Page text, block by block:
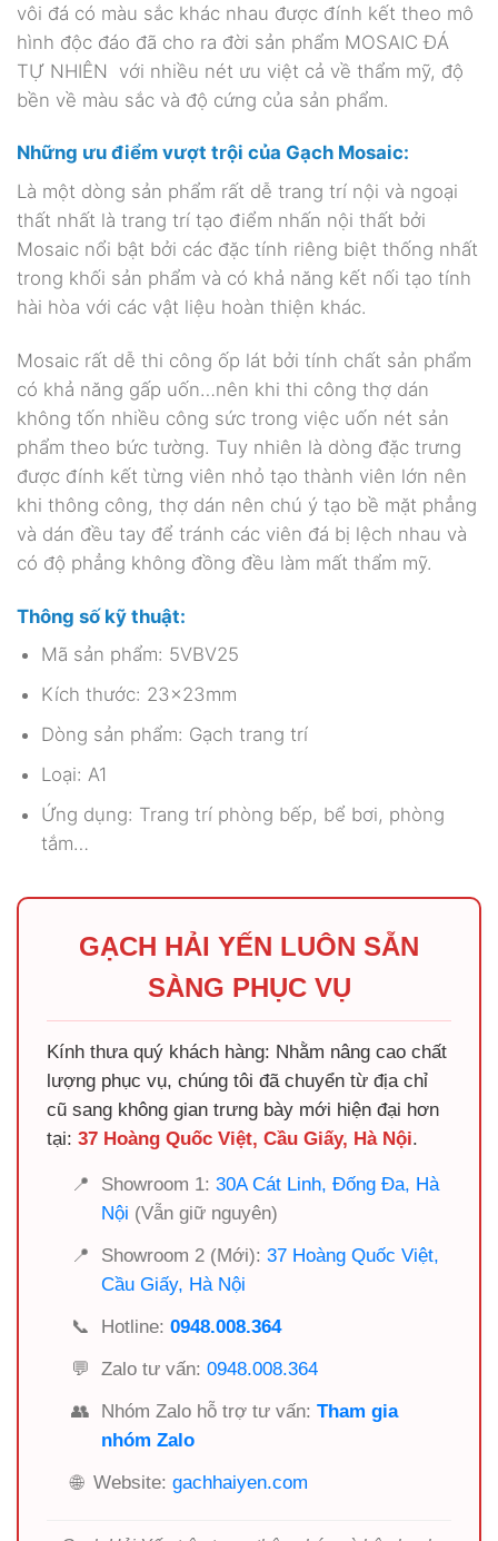
vôi đá có màu sắc khác nhau được đính kết theo mô
hình độc đáo đã cho ra đời sản phẩm MOSAIC ĐÁ
TỰ NHIÊN với nhiều nét ưu việt cả về thẩm mỹ, độ
bền về màu sắc và độ cứng của sản phẩm.
Những ưu điểm vượt trội của Gạch Mosaic:
Là một dòng sản phẩm rất dễ trang trí nội và ngoại
thất nhất là trang trí tạo điểm nhấn nội thất bởi
Mosaic nổi bật bởi các đặc tính riêng biệt thống nhất
trong khối sản phẩm và có khả năng kết nối tạo tính
hài hòa với các vật liệu hoàn thiện khác.
Mosaic rất dễ thi công ốp lát bởi tính chất sản phẩm
có khả năng gấp uốn…nên khi thi công thợ dán
không tốn nhiều công sức trong việc uốn nét sản
phẩm theo bức tường. Tuy nhiên là dòng đặc trưng
được đính kết từng viên nhỏ tạo thành viên lớn nên
khi thông công, thợ dán nên chú ý tạo bề mặt phẳng
và dán đều tay để tránh các viên đá bị lệch nhau và
có độ phẳng không đồng đều làm mất thẩm mỹ.
Thông số kỹ thuật:
Mã sản phẩm: 5VBV25
Kích thước: 23x23mm
Dòng sản phẩm: Gạch trang trí
Loại: A1
Ứng dụng: Trang trí phòng bếp, bể bơi, phòng
tắm…
GẠCH HẢI YẾN LUÔN SẴN
SÀNG PHỤC VỤ
Kính thưa quý khách hàng: Nhằm nâng cao chất
lượng phục vụ, chúng tôi đã chuyển từ địa chỉ
cũ sang không gian trưng bày mới hiện đại hơn
tại: 37 Hoàng Quốc Việt, Cầu Giấy, Hà Nội.
📍 Showroom 1: 30A Cát Linh, Đống Đa, Hà
Nội (Vẫn giữ nguyên)
📍
Showroom 2 (Mới): 37 Hoàng Quốc Việt,
Cầu Giấy, Hà Nội
📞
Hotline: 0948.008.364
💬
Zalo tư vấn: 0948.008.364
👥
Nhóm Zalo hỗ trợ tư vấn: Tham gia
nhóm Zalo
🌐 Website: gachhaiyen.com